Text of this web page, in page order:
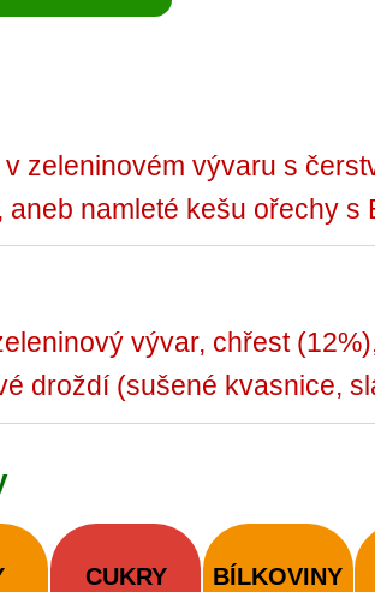
zeleninovém vývaru s
namleté kešu ořechy
vývar, chřest
droždí (sušené kvasnice,
CUKRY BÍLKOVINY